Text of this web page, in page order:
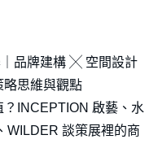
品牌建構 ╳ 空間設計
思維與觀點
INCEPTION 啟藝、水
WILDER 談策展裡的商